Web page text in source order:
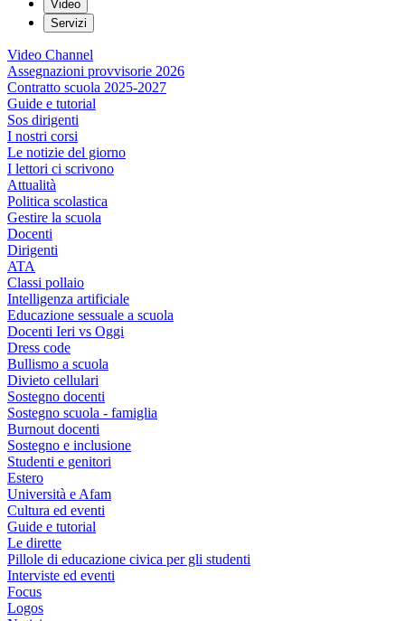
Video
Servizi
Video Channel
Assegnazioni provvisorie 2026
Contratto scuola 2025-2027
Guide e tutorial
Sos dirigenti
I nostri corsi
Le notizie del giorno
I lettori ci scrivono
Attualità
Politica scolastica
Gestire la scuola
Docenti
Dirigenti
ATA
Classi pollaio
Intelligenza artificiale
Educazione sessuale a scuola
Docenti Ieri vs Oggi
Dress code
Bullismo a scuola
Divieto cellulari
Sostegno docenti
Sostegno scuola - famiglia
Burnout docenti
Sostegno e inclusione
Studenti e genitori
Estero
Università e Afam
Cultura ed eventi
Guide e tutorial
Le dirette
Pillole di educazione civica per gli studenti
Interviste ed eventi
Focus
Logos